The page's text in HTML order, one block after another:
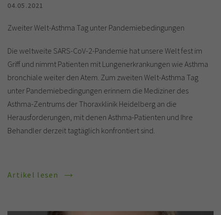
04.05.2021
Zweiter Welt-Asthma Tag unter Pandemiebedingungen
Die weltweite SARS-CoV-2-Pandemie hat unsere Welt fest im
Griff und nimmt Patienten mit Lungenerkrankungen wie Asthma
bronchiale weiter den Atem. Zum zweiten Welt-Asthma Tag
unter Pandemiebedingungen erinnern die Mediziner des
Asthma-Zentrums der Thoraxklinik Heidelberg an die
Herausforderungen, mit denen Asthma-Patienten und Ihre
Behandler derzeit tagtäglich konfrontiert sind.
Artikel lesen